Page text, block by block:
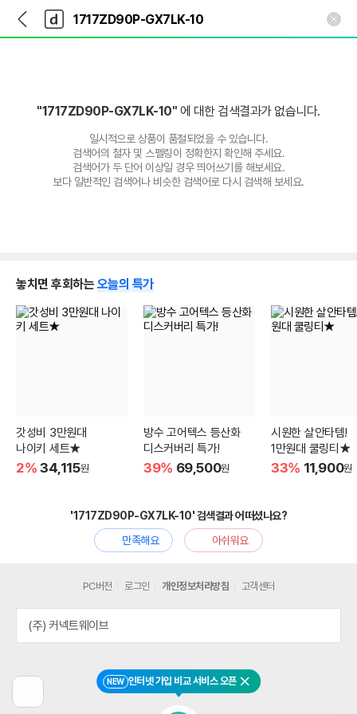
다
나
와
가
다
와
"1717ZD90P-GX7LK-10" 에 대한 검색결과가 없습니다.
일시적으로 상품이 품절되었을 수 있습니다.
검색어의 철자 및 스펠링이 정확한지 확인해 주세요.
검색어가 두 단어 이상일 경우 띄어쓰기를 해보세요.
보다 일반적인 검색어나 비슷한 검색어로 다시 검색해 보세요.
놓치면 후회하는 오늘의 특가
갓성비 3만원대
나이키 세트★
2% 34,115원
방수 고어텍스 등산화
디스커버리 특가!
39% 69,500원
시원한 살안타템!
1만원대 쿨링티★
33% 11,900원
'1717ZD90P-GX7LK-10' 검색결과 어떠셨나요?
만족해요
아쉬워요
전
NEW 인터넷 가입 비교 서비스 오픈 닫기
PC버전 로그인 개인정보처리방침 고객센터
(주) 커넥트웨이브